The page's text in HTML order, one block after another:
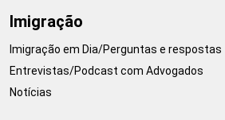
Imigração
Imigração em Dia/Perguntas e respostas
Entrevistas/Podcast com Advogados
Notícias